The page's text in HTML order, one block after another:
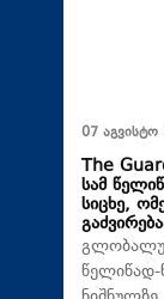
07 აგვისტო
The
სამ
სიცხე,
წელიწად-